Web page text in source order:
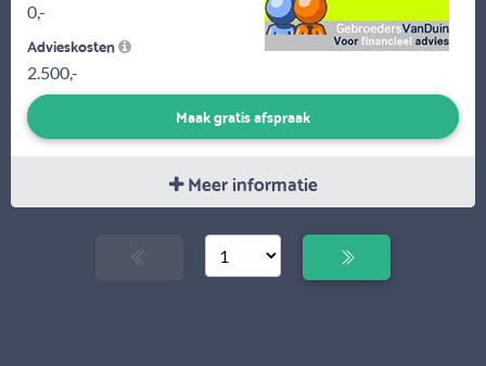
0,-
Advieskosten
2.500,-
Maak gratis afspraak
Meer informatie